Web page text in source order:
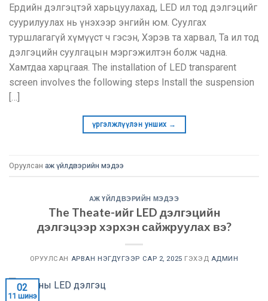
Ердийн дэлгэцтэй харьцуулахад, LED ил тод дэлгэцийг
суурилуулах нь үнэхээр энгийн юм. Суулгах
туршлагагүй хүмүүст ч гэсэн, Хэрэв та харвал, Та ил тод
дэлгэцийн суулгацын мэргэжилтэн болж чадна.
Хамтдаа харцгаая. The installation of LED transparent
screen involves the following steps Install the suspension
[…]
үргэлжлүүлэн унших →
Оруулсан аж үйлдвэрийн мэдээ
АЖ ҮЙЛДВЭРИЙН МЭДЭЭ
The Theate-ийг LED дэлгэцийн
дэлгэцээр хэрхэн сайжруулах вэ?
ОРУУЛСАН АРВАН НЭГДҮГЭЭР САР 2, 2025 ГЭХЭД АДМИН
02
11 шинэ